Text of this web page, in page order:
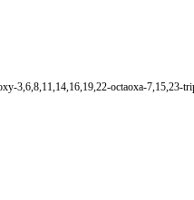
3,6,8,11,14,16,19,22-octaoxa-7,15,23-